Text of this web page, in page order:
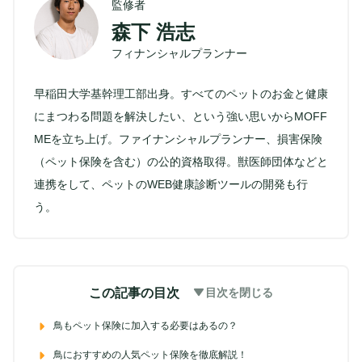
監修者
森下 浩志
フィナンシャルプランナー
早稲田大学基幹理工部出身。すべてのペットのお金と健康
にまつわる問題を解決したい、という強い思いからMOFF
MEを立ち上げ。ファイナンシャルプランナー、損害保険
（ペット保険を含む）の公的資格取得。獣医師団体などと
連携をして、ペットのWEB健康診断ツールの開発も行
う。
この記事の目次 目次を閉じる
鳥もペット保険に加入する必要はあるの？
鳥におすすめの人気ペット保険を徹底解説！